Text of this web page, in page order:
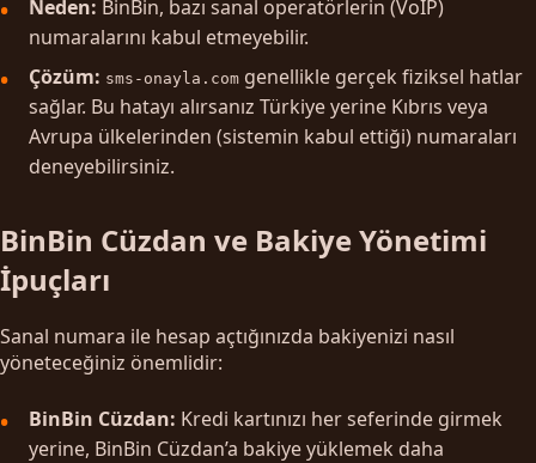
Neden: BinBin, bazı sanal operatörlerin (VoIP)
numaralarını kabul etmeyebilir.
Çözüm: sms-onayla.com genellikle gerçek fiziksel hatlar
sağlar. Bu hatayı alırsanız Türkiye yerine Kıbrıs veya
Avrupa ülkelerinden (sistemin kabul ettiği) numaraları
deneyebilirsiniz.
BinBin Cüzdan ve Bakiye Yönetimi
İpuçları
Sanal numara ile hesap açtığınızda bakiyenizi nasıl
yöneteceğiniz önemlidir:
BinBin Cüzdan: Kredi kartınızı her seferinde girmek
yerine, BinBin Cüzdan’a bakiye yüklemek daha